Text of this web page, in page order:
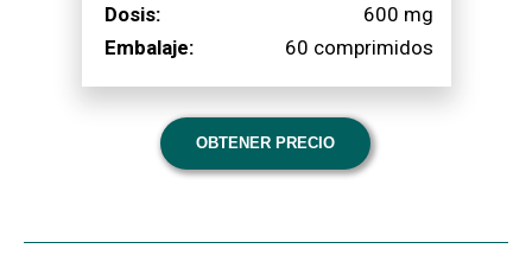
OBTENER PRECIO
Dosis:
Embalaje:
600 mg
60 comprimidos